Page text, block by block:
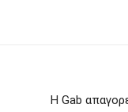
Η Gab